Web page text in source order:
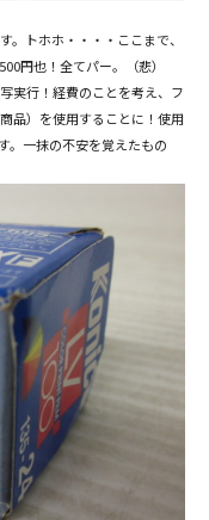
トホホ・・・・ここまで、
円也！全てパー。（悲）
実行！経費のことを考え、フ
品）を使用することに！使用
。一抹の不安を覚えたもの